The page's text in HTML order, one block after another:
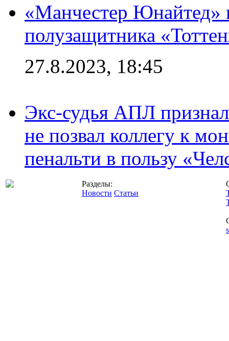
«Манчестер Юнайтед»
полузащитника
27.8.2023, 18:45
Экс-судья АПЛ
не позвал коллегу к
пенальти в пользу
Разделы:
Новости Статьи